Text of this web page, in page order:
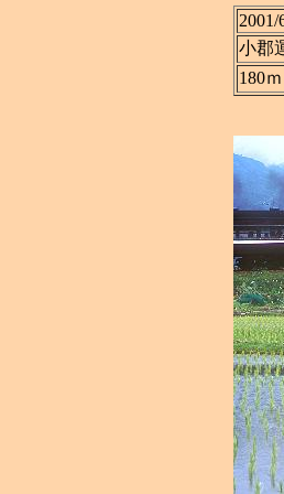
2001/
小郡
180